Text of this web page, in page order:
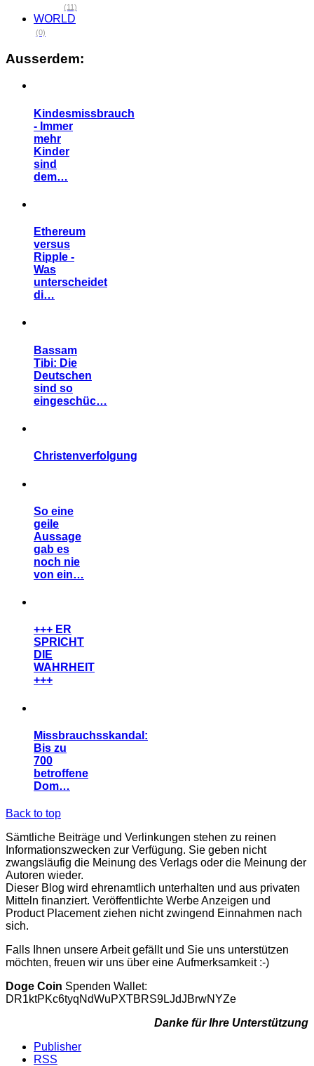
(11)
WORLD
(0)
Ausserdem:
Kindesmissbrauch
- Immer
mehr
Kinder
sind
dem…
Ethereum
versus
Ripple -
Was
unterscheidet
di…
Bassam
Tibi: Die
Deutschen
sind so
eingeschüc…
Christenverfolgung
So eine
geile
Aussage
gab es
noch nie
von ein…
+++ ER
SPRICHT
DIE
WAHRHEIT
+++
Missbrauchsskandal:
Bis zu
700
betroffene
Dom…
Back to top
Sämtliche Beiträge und Verlinkungen stehen zu reinen
Informationszwecken zur Verfügung. Sie geben nicht
zwangsläufig die Meinung des Verlags oder die Meinung der
Autoren wieder.
Dieser Blog wird ehrenamtlich unterhalten und aus privaten
Mitteln finanziert. Veröffentlichte Werbe Anzeigen und
Product Placement ziehen nicht zwingend Einnahmen nach
sich.
Falls Ihnen unsere Arbeit gefällt und Sie uns unterstützen
möchten, freuen wir uns über eine Aufmerksamkeit :-)
Doge Coin Spenden Wallet:
DR1ktPKc6tyqNdWuPXTBRS9LJdJBrwNYZe
Danke für Ihre Unterstützung
Publisher
RSS